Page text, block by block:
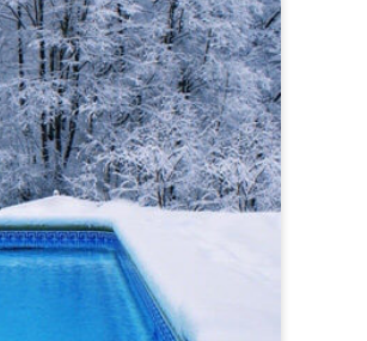
ГОРЯЧАЯ ЛИНИЯ
8 800 200-50-35
по России бесплатный